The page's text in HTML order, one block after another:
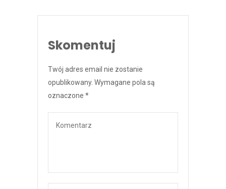
Skomentuj
Twój adres email nie zostanie
opublikowany. Wymagane pola są
oznaczone *